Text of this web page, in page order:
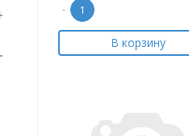
-
В корзину